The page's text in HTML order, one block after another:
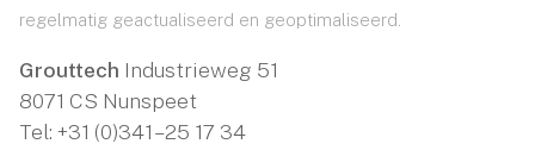
regelmatig geactualiseerd en geoptimaliseerd.
Grouttech Industrieweg 51
8071 CS Nunspeet
Tel: +31 (0)341 – 25 17 34